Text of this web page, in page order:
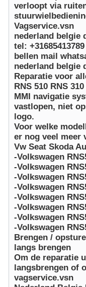
verloopt via
Vagservice.vsn
nederland belgie
tel: +31685413789
bellen mail
nederland belgie
Reparatie voor
RNS 510 RNS
MMI navigatie
vastlopen, niet
logo.
Voor welke
er nog veel meer
Vw Seat Skoda
-Volkswagen
-Volkswagen
-Volkswagen
-Volkswagen
-Volkswagen
-Volkswagen
-Volkswagen
-Volkswagen
Brengen /
langs brengen
Om de reparatie
langsbrengen of
vagservice.vsn